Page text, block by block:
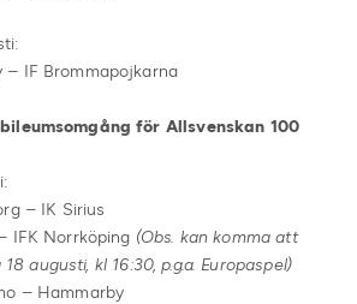
– IF Brommapojkarna
för Allsvenskan 100
– IK Sirius
IFK Norrköping (Obs. kan komma att
augusti, kl 16:30, p.g.a. Europaspel)
– Hammarby